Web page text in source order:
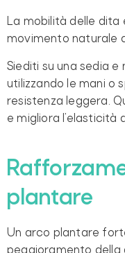
La mobilità delle dita
movimento naturale
Siediti su una sedia e
utilizzando le mani o
resistenza leggera.
e migliora l’elasticità
plantare
Un arco plantare
peggioramento della